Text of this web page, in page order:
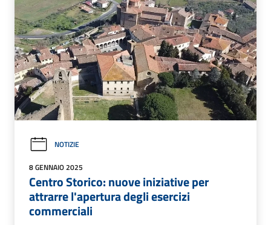
NOTIZIE
8 GENNAIO 2025
Centro Storico: nuove iniziative per
attrarre l'apertura degli esercizi
commerciali